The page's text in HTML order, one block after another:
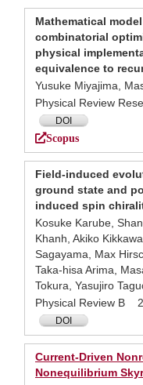
Mathematical
combinatorial
physical
equivalence to
Yusuke Miyajima,
Physical Review
DOI
Scopus
Field-induced
ground state and
induced spin
Kosuke Karube,
Khanh, Akiko
Sagayama, Max
Taka-hisa Arima,
Tokura, Yasujiro
Physical Review B
DOI
Current-Driven
Nonequilibrium